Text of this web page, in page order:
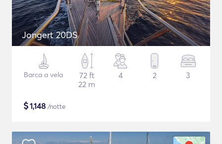
Jongert 20DS
Barca a vela
72 ft
22 m
4 2 3
$1,148 /notte